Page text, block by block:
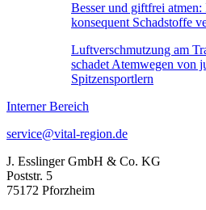
Besser und giftfrei atmen:
konsequent Schadstoffe
Luftverschmutzung am
schadet Atemwegen von
Spitzensportlern
Interner Bereich
service@vital-region.de
J. Esslinger GmbH & Co. KG
Poststr. 5
75172 Pforzheim